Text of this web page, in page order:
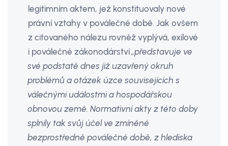
legitimním aktem, jež konstituovaly nové
právní vztahy v poválečné době. Jak ovšem
z citovaného nálezu rovněž vyplývá, exilové
i poválečné zákonodárství„představuje ve
své podstatě dnes již uzavřený okruh
problémů a otázek úzce souvisejících s
válečnými událostmi a hospodářskou
obnovou země. Normativní akty z této doby
splnily tak svůj účel ve zmíněné
bezprostředně poválečné době, z hlediska